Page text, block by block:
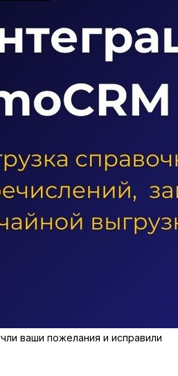
ваши пожелания и исправили